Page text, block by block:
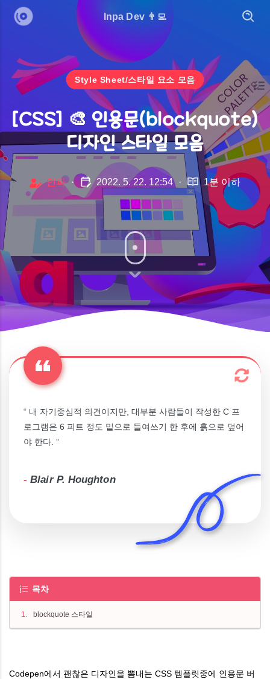
Style Sheet/스타일 요소 모음
[CSS] 🎨 인용문(blockquote)
디자인 스타일 모음
인파 · 2022. 5. 22. 12:54 · 1분 이하
“ 내 자기중심적 의견이지만, 대부분 사람들이 작성한 C 프
로그램은 6 피트 정도 밑으로 들여쓰기 한 후에 흙으로 덮어
야 한다. ”
- Blair P. Houghton
목차
blockquote 스타일
Codepen에서 괜찮은 디자인을 뽐내는 CSS 템플릿중에 인용문 버
Inpa Dev 👨‍💻